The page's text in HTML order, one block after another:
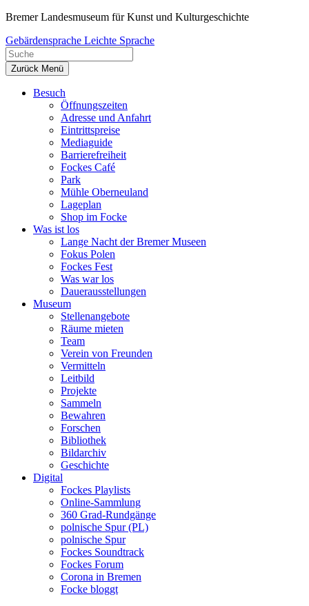
Zum
springen
Bremer Landesmuseum für Kunst und Kulturgeschichte
Gebärdensprache Leichte Sprache
Zurück Menü
Besuch
Öffnungszeiten
Adresse und Anfahrt
Eintrittspreise
Mediaguide
Barrierefreiheit
Fockes Café
Park
Mühle Oberneuland
Lageplan
Shop im Focke
Was ist los
Lange Nacht der Bremer Museen
Fokus Polen
Fockes Fest
Was war los
Dauerausstellungen
Museum
Stellenangebote
Räume mieten
Team
Verein von Freunden
Vermitteln
Leitbild
Projekte
Sammeln
Bewahren
Forschen
Bibliothek
Bildarchiv
Geschichte
Digital
Fockes Playlists
Online-Sammlung
360 Grad-Rundgänge
polnische Spur (PL)
polnische Spur
Fockes Soundtrack
Fockes Forum
Corona in Bremen
Focke bloggt